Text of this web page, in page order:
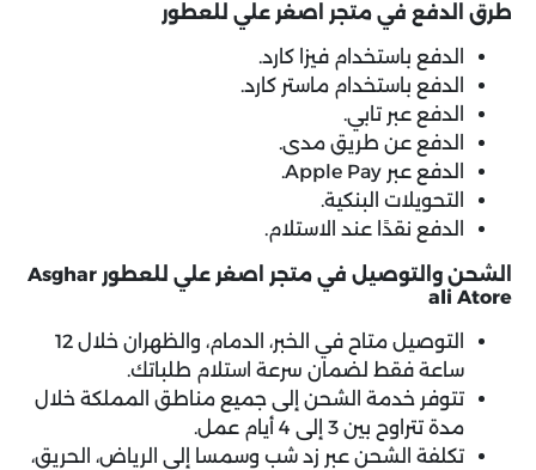
طرق الدفع في متجر اصغر علي للعطور
الدفع باستخدام فيزا كارد.
الدفع باستخدام ماستر كارد.
الدفع عبر تابي.
الدفع عن طريق مدى.
الدفع عبر Apple Pay.
التحويلات البنكية.
الدفع نقدًا عند الاستلام.
الشحن والتوصيل في متجر اصغر علي للعطور Asghar
ali Atore
التوصيل متاح في الخبر، الدمام، والظهران خلال 12
ساعة فقط لضمان سرعة استلام طلباتك.
تتوفر خدمة الشحن إلى جميع مناطق المملكة خلال
مدة تتراوح بين 3 إلى 4 أيام عمل.
تكلفة الشحن عبر زد شب وسمسا إلى الرياض، الحريق،